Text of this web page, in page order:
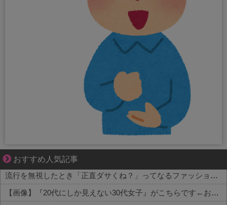
おすすめ人気記事
“変われない私”が動き出す瞬間に出会う
流行を無視したとき「正直ダサくね？」ってなるファッション上げてけ
【画像】『20代にしか見えない30代女子』がこちらです←お前らから見てどう？？？？？？？